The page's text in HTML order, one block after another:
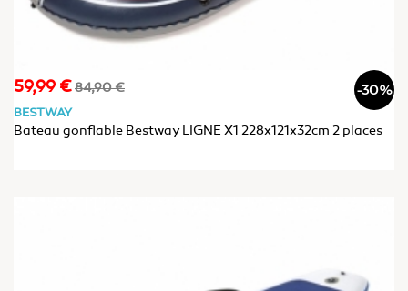
Prix
59,99 €Prix
84,90 € -30%
BESTWAY
Bateau gonflable Bestway LIGNE X1 228x121x32cm 2 places